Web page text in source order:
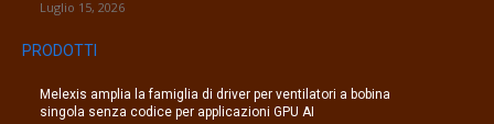
Luglio 15, 2026
PRODOTTI
Melexis amplia la famiglia di driver per ventilatori a bobina
singola senza codice per applicazioni GPU AI